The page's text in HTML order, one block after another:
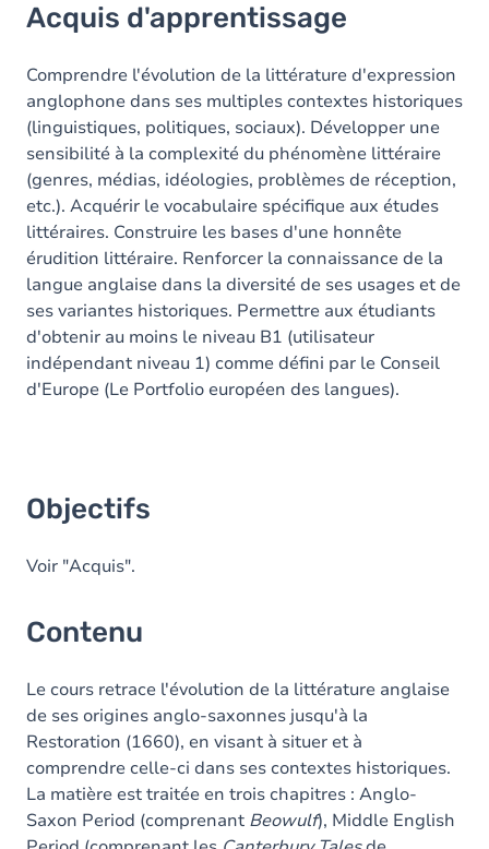
Objectifs
Contenu
Table des matières
Acquis d'apprentissage
Comprendre l'évolution de la littérature d'expression
anglophone dans ses multiples contextes historiques
(linguistiques, politiques, sociaux). Développer une
sensibilité à la complexité du phénomène littéraire
(genres, médias, idéologies, problèmes de réception,
etc.). Acquérir le vocabulaire spécifique aux études
littéraires. Construire les bases d'une honnête
érudition littéraire. Renforcer la connaissance de la
langue anglaise dans la diversité de ses usages et de
ses variantes historiques. Permettre aux étudiants
d'obtenir au moins le niveau B1 (utilisateur
indépendant niveau 1) comme défini par le Conseil
d'Europe (Le Portfolio européen des langues).
Objectifs
Voir "Acquis".
Contenu
Le cours retrace l'évolution de la littérature anglaise
de ses origines anglo-saxonnes jusqu'à la
Restoration (1660), en visant à situer et à
comprendre celle-ci dans ses contextes historiques.
La matière est traitée en trois chapitres : Anglo-
Saxon Period (comprenant Beowulf), Middle English